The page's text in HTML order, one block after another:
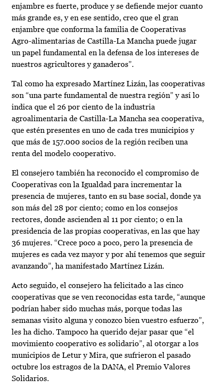
enjambre es fuerte, produce y se defiende mejor cuanto
más grande es, y en ese sentido, creo que el gran
enjambre que conforma la familia de Cooperativas
Agro-alimentarias de Castilla-La Mancha puede jugar
un papel fundamental en la defensa de los intereses de
nuestros agricultores y ganaderos”.
Tal como ha expresado Martínez Lizán, las cooperativas
son “una parte fundamental de nuestra región” y así lo
indica que el 26 por ciento de la industria
agroalimentaria de Castilla-La Mancha sea cooperativa,
que estén presentes en uno de cada tres municipios y
que más de 157.000 socios de la región reciben una
renta del modelo cooperativo.
El consejero también ha reconocido el compromiso de
Cooperativas con la Igualdad para incrementar la
presencia de mujeres, tanto en su base social, donde ya
son más del 28 por ciento; como en los consejos
rectores, donde ascienden al 11 por ciento; o en la
presidencia de las propias cooperativas, en las que hay
36 mujeres. “Crece poco a poco, pero la presencia de
mujeres es cada vez mayor y por ahí tenemos que seguir
avanzando”, ha manifestado Martínez Lizán.
Acto seguido, el consejero ha felicitado a las cinco
cooperativas que se ven reconocidas esta tarde, “aunque
podrían haber sido muchas más, porque todas las
semanas visito alguna y conozco bien vuestro esfuerzo”,
les ha dicho. Tampoco ha querido dejar pasar que “el
movimiento cooperativo es solidario”, al otorgar a los
municipios de Letur y Mira, que sufrieron el pasado
octubre los estragos de la DANA, el Premio Valores
Solidarios.